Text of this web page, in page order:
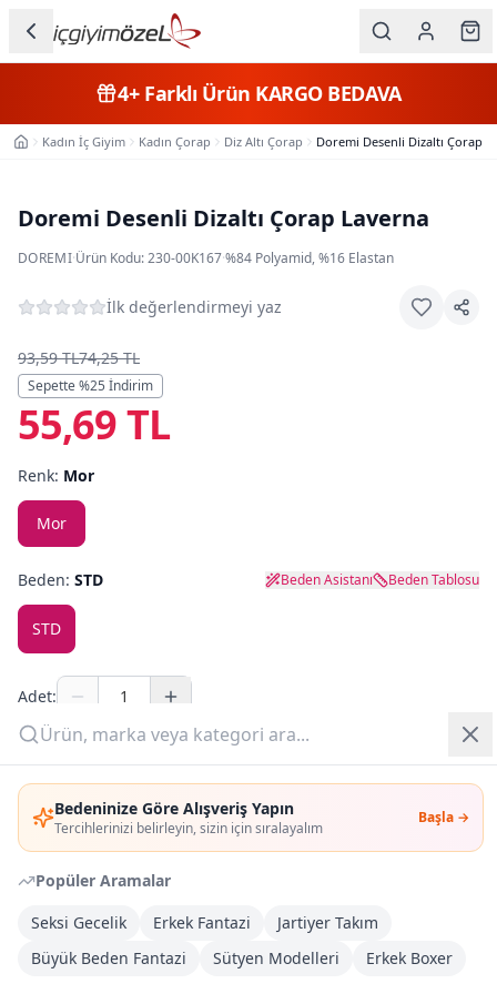
Bedeninize Göre Alışveriş Yapın
Tercihlerinizi belirleyin, sizin için sıralayalım
Başla →
Popüler Aramalar
Seksi Gecelik
Erkek Fantazi
Jartiyer Takım
Büyük Beden Fantazi
Sütyen Modelleri Erkek Boxer
Kategorileri
Çocuk
Fantazi
Büyük
Beden
Markalar
Plaj & Mayo
Yazlık Pijama
Yeni Gelenler
OUTLET
Giriş Yap
Üye Ol
4+Farklı Ürün KARGO BEDAVA
Ana SayfaKadın İç Giyim Kadın Çorap Diz Altı Çorap Doremi Desenli Dizaltı Çorap
Doremi Desenli Dizaltı Çorap Laverna
DOREMI·Ürün Kodu:230-00K167·%84 Polyamid, %16 Elastan
İlk değerlendirmeyi yaz
93,59 TL74,25 TL
Sepette %25 İndirim
55,69 TL
Renk: Mor
Mor
Beden: STD Beden Asistanı Beden Tablosu
STD
Adet:
Sepete Ekle
Şimdi Al
DHL
Bayram tatili sonrasında kargolanacaktır
Kargo Bedava